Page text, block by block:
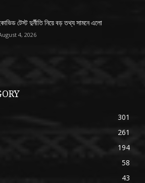
টেস্ট দুর্নীতি নিয়ে বড় তথ্য সামনে এলো
4, 2026
301
261
194
58
43